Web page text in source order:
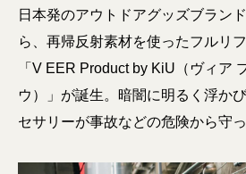
日本発のアウトドアグッズブラン
ら、再帰反射素材を使ったフルリ
「V EER Product by KiU（ヴィア
ウ）」が誕生。暗闇に明るく浮か
セサリーが事故などの危険から守っ